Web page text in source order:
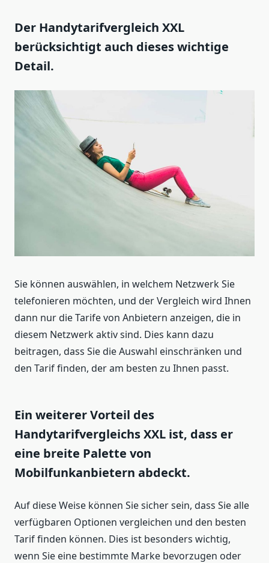
Der Handytarifvergleich XXL
berücksichtigt auch dieses wichtige
Detail.
Sie können auswählen, in welchem Netzwerk Sie
telefonieren möchten, und der Vergleich wird Ihnen
dann nur die Tarife von Anbietern anzeigen, die in
diesem Netzwerk aktiv sind. Dies kann dazu
beitragen, dass Sie die Auswahl einschränken und
den Tarif finden, der am besten zu Ihnen passt.
Ein weiterer Vorteil des
Handytarifvergleichs XXL ist, dass er
eine breite Palette von
Mobilfunkanbietern abdeckt.
Auf diese Weise können Sie sicher sein, dass Sie alle
verfügbaren Optionen vergleichen und den besten
Tarif finden können. Dies ist besonders wichtig,
wenn Sie eine bestimmte Marke bevorzugen oder